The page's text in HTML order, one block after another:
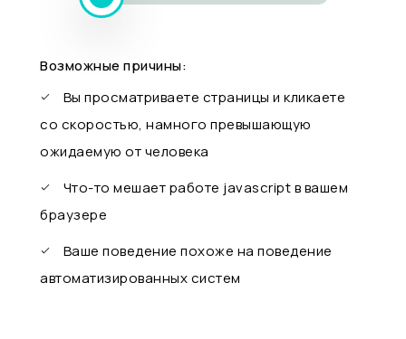
Возможные причины:
Вы просматриваете страницы и кликаете
со скоростью, намного превышающую
ожидаемую от человека
Что-то мешает работе javascript в вашем
браузере
Ваше поведение похоже на поведение
автоматизированных систем